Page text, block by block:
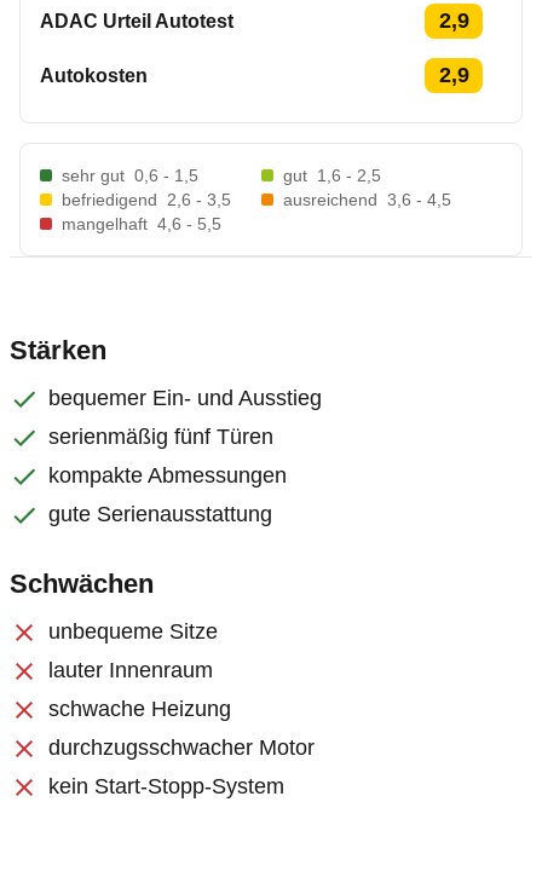
ADAC Urteil Autotest 2,9
Autokosten 2,9
sehr gut 0,6 - 1,5 gut 1,6 - 2,5
befriedigend
2,6 - 3,5 ausreichend 3,6 - 4,5
mangelhaft 4,6 - 5,5
Stärken
bequemer Ein- und Ausstieg
serienmäßig fünf Türen
kompakte Abmessungen
gute Serienausstattung
Schwächen
unbequeme Sitze
lauter Innenraum
schwache Heizung
durchzugsschwacher Motor
kein Start-Stopp-System